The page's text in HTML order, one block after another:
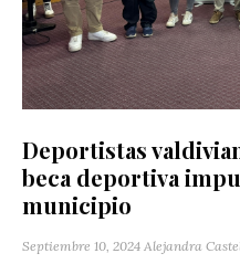
Deportistas
beca deportiva
municipio
Septiembre 10, 2024 Alejandra